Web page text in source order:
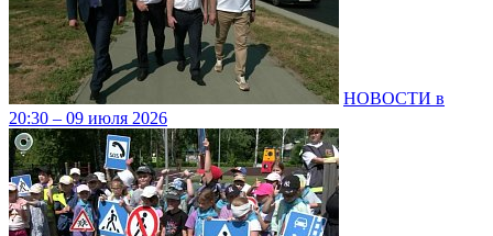
НОВОСТИ в
20:30 – 09 июля 2026